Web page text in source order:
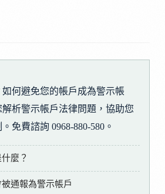
何避免您的帳戶成為警示帳
析警示帳戶法律問題，協助您
免費諮詢 0968-880-580。
麼？
通報為警示帳戶